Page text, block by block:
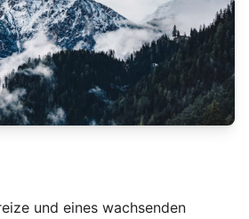
und eines wachsenden